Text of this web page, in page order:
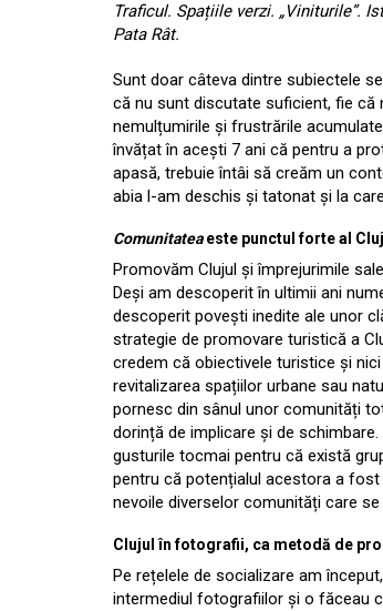
Traficul. Spațiile verzi. „Viniturile”.
Pata Rât.
Sunt doar câteva dintre subiectele
că nu sunt discutate suficient, fie
nemulțumirile și frustrările
învățat în acești 7 ani că pentru a
apasă, trebuie întâi să creăm un
abia l-am deschis și tatonat și la
Comunitateaeste punctul forte al
Promovăm Clujul și împrejurimile
Deși am descoperit în ultimii ani
descoperit povești inedite ale unor
strategie de promovare turistică a
credem că obiectivele turistice și
revitalizarea spațiilor urbane sau
pornesc din sânul unor comunități
dorință de implicare și de
gusturile tocmai pentru că există
pentru că potențialul acestora a
nevoile diverselor comunități care
Clujul în fotografii, ca metodă de
Pe rețelele de socializare am
intermediul fotografiilor și o făceau